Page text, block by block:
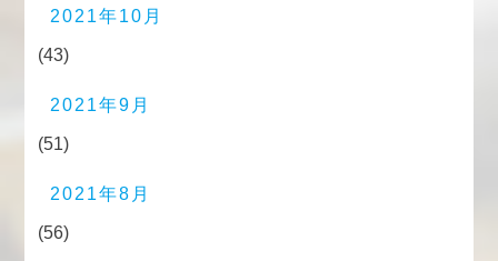
2021年10月
(43)
2021年9月
(51)
2021年8月
(56)